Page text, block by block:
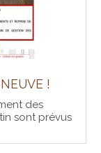
!
des
sont prévus